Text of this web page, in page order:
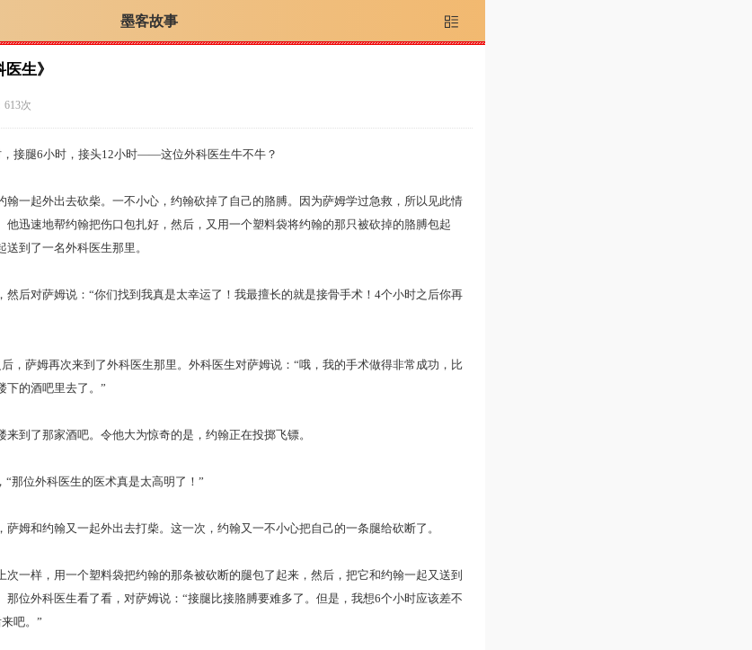
墨客故事 
生》
次
腿6小时，接头12小时——这位外科医生牛不牛？
一起外出去砍柴。一不小心，约翰砍掉了自己的胳膊。因为萨姆学过急救，所以见此情
他迅速地帮约翰把伤口包扎好，然后，又用一个塑料袋将约翰的那只被砍掉的胳膊包起
到了一名外科医生那里。
后对萨姆说：“你们找到我真是太幸运了！我最擅长的就是接骨手术！4个小时之后你再
萨姆再次来到了外科医生那里。外科医生对萨姆说：“哦，我的手术做得非常成功，比
下的酒吧里去了。”
了那家酒吧。令他大为惊奇的是，约翰正在投掷飞镖。
位外科医生的医术真是太高明了！”
和约翰又一起外出去打柴。这一次，约翰又一不小心把自己的一条腿给砍断了。
一样，用一个塑料袋把约翰的那条被砍断的腿包了起来，然后，把它和约翰一起又送到
那位外科医生看了看，对萨姆说：“接腿比接胳膊要难多了。但是，我想6个小时应该差不
吧。”